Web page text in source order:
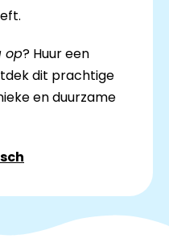
op? Huur een
dit prachtige
en duurzame